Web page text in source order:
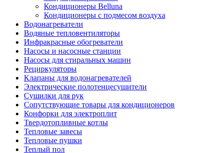
Кондиционеры Belluna
Кондиционеры с подмесом воздуха
Водонагреватели
Водяные тепловентиляторы
Инфракрасные обогреватели
Насосы и насосные станции
Насосы для стиральных машин
Рециркуляторы
Клапаны для водонагревателей
Электрические полотенцесушители
Сушилки для рук
Сопутствующие товары для кондиционеров
Конфорки для электроплит
Твердотопливные котлы
Тепловые завесы
Тепловые пушки
Теплый пол